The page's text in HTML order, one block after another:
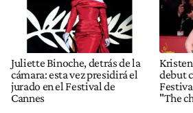
Juliette Binoche, detrás de la
cámara: esta vez presidirá el
jurado en el Festival de
Cannes
debut
"The